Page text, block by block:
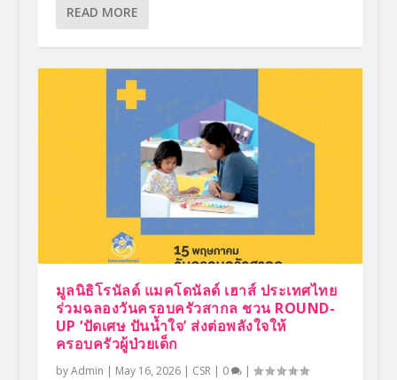
READ MORE
มูลนิธิโรนัลด์ แมคโดนัลด์ เฮาส์ ประเทศไทย
ร่วมฉลองวันครอบครัวสากล ชวน ROUND-
UP ‘ปัดเศษ ปันน้ำใจ’ ส่งต่อพลังใจให้
ครอบครัวผู้ป่วยเด็ก
byAdmin | May 16, 2026| CSR| 0 |